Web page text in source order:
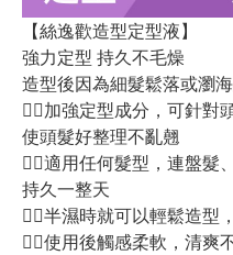
【絲逸歡造型定型液】
強力定型 持久不毛燥
造型後因為細髮鬆落或瀏
◆加強定型成分，可針對
使頭髮好整理不亂翹
◆適用任何髮型，連盤髮
持久一整天
◆半濕時就可以輕鬆造型
◆使用後觸感柔軟，清爽